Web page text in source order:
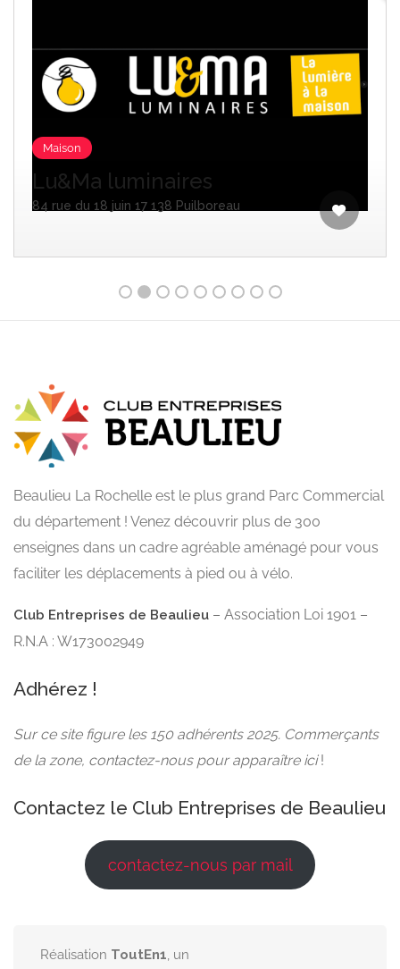
Maison
Lu&Ma luminaires
84 rue du 18 juin 17 138 Puilboreau
Beaulieu La Rochelle est le plus grand Parc Commercial
du département ! Venez découvrir plus de 300
enseignes dans un cadre agréable aménagé pour vous
faciliter les déplacements à pied ou à vélo.
Club Entreprises de Beaulieu – Association Loi 1901 –
R.N.A : W173002949
Adhérez !
Sur ce site figure les 150 adhérents 2025. Commerçants
de la zone, contactez-nous pour apparaître ici!
Contactez le Club Entreprises de Beaulieu
contactez-nous par mail
Réalisation ToutEn1, un